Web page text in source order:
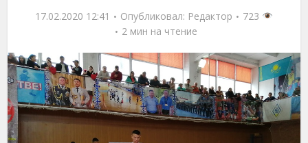
17.02.2020 12:41 Опубликовал: Редактор
723
2 мин на чтение